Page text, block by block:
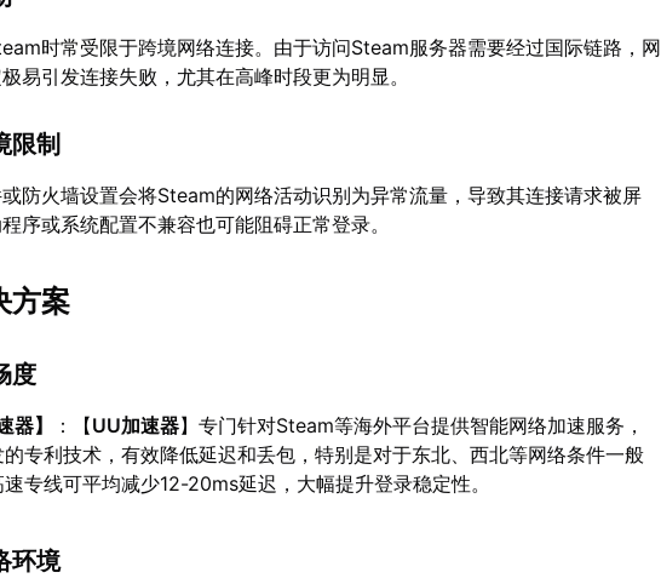
时常受限于跨境网络连接。由于访问Steam服务器需要经过国际链路，网
易引发连接失败，尤其在高峰时段更为明显。
限制
防火墙设置会将Steam的网络活动识别为异常流量，导致其连接请求被屏
序或系统配置不兼容也可能阻碍正常登录。
方案
度
器】 ：【UU加速器】专门针对Steam等海外平台提供智能网络加速服务，
专利技术，有效降低延迟和丢包，特别是对于东北、西北等网络条件一般
专线可平均减少12-20ms延迟，大幅提升登录稳定性。
环境